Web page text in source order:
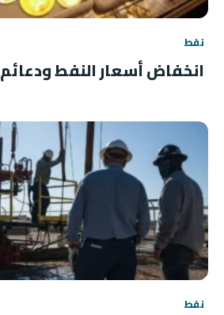
نفط
انخفاض أسعار النفط
نفط